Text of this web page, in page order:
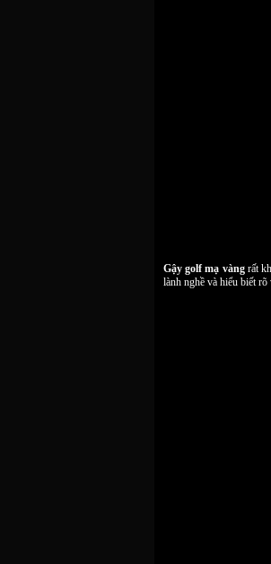
Gậy golf mạ vàngrất
lành nghề và hiểu biết